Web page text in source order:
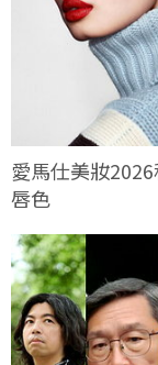
愛馬仕美妝
唇色